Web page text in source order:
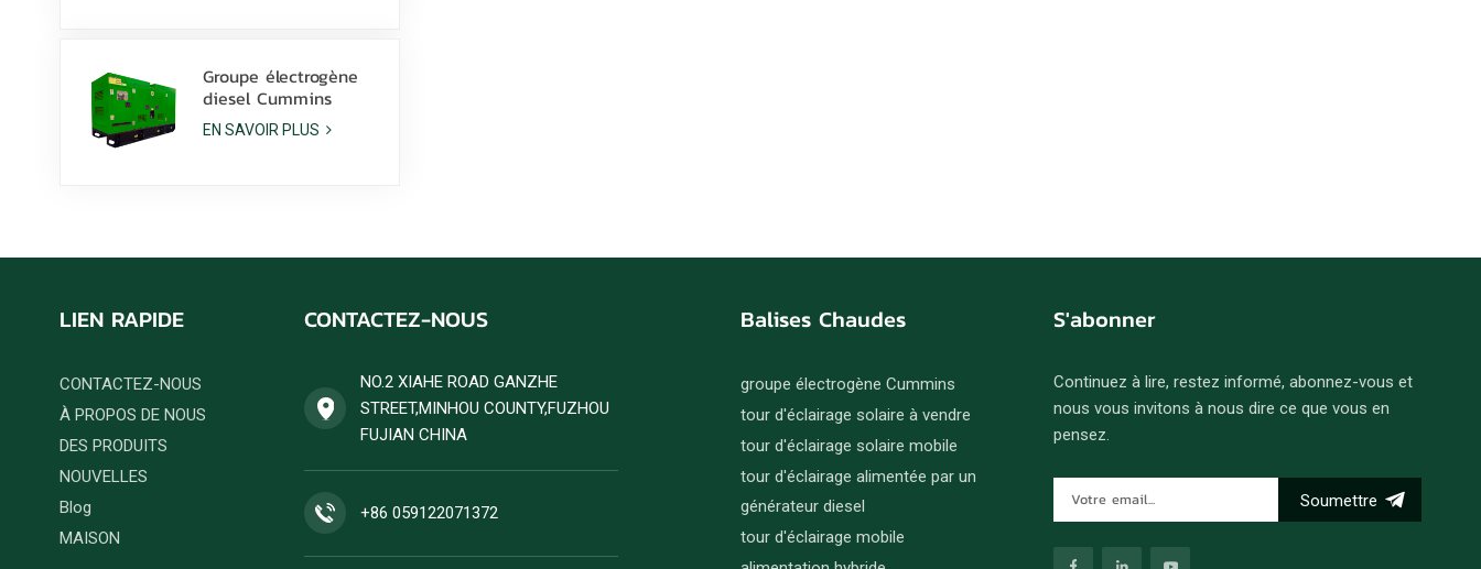
Groupe électrogène
diesel Cummins
6ZTAA13-G2 de 425
kVA pour applications
EN SAVOIR PLUS
LIEN RAPIDE
CONTACTEZ-NOUS
À PROPOS DE NOUS
DES PRODUITS
NOUVELLES
Blog
MAISON
CONTACTEZ-NOUS
NO.2 XIAHE ROAD GANZHE
STREET,MINHOU COUNTY,FUZHOU
FUJIAN CHINA
+86 059122071372
Balises Chaudes
groupe électrogène Cummins
tour d'éclairage solaire à vendre
tour d'éclairage solaire mobile
tour d'éclairage alimentée par un
générateur diesel
tour d'éclairage mobile
S'abonner
Continuez à lire, restez informé, abonnez-vous et
nous vous invitons à nous dire ce que vous en
pensez.
Soumettre